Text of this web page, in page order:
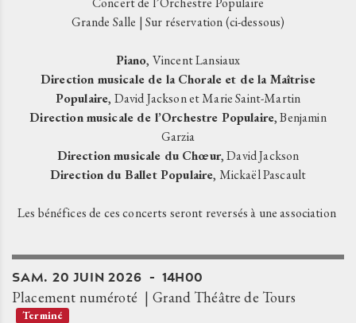
Grande Salle | Sur réservation (ci-dessous)
Piano, Vincent Lansiaux
Direction musicale de la Chorale et de la Maîtrise
Populaire, David Jackson et Marie Saint-Martin
Direction musicale de l’Orchestre Populaire, Benjamin
Garzia
Direction musicale du Chœur, David Jackson
Direction du Ballet Populaire, Mickaël Pascault
Les bénéfices de ces concerts seront reversés à une association
SAM. 20 JUIN 2026 14H00
Placement numéroté Grand Théâtre de Tours
Terminé